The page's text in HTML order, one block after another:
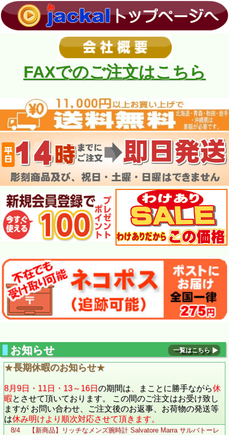
FAXでのご注文はこちら
お知らせ 一覧はこちら
★長期休暇のお知らせ★
8月9日・11日・13～16日の期間は まことに勝手ながら休
暇とさせて頂いております。 この間のご注文はお受け致し
ますが お問い合わせ、ご注文後のお返事、お荷物の発送等
は休み明けより順次対応させて頂きます。
8/4 【新商品】リッチなメンズ腕時計 Salvatore Marra サルバトーレ